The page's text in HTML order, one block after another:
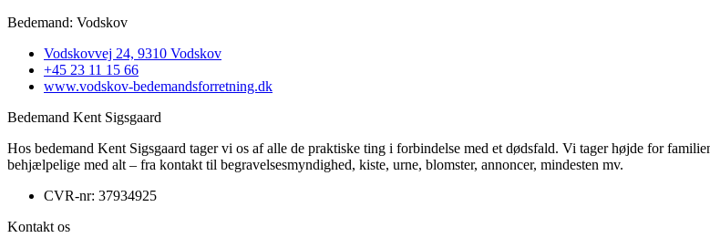
Bedemand: Vodskov
Vodskovvej 24, 9310 Vodskov
+45 23 11 15 66
www.vodskov-bedemandsforretning.dk
Bedemand Kent Sigsgaard
Hos bedemand Kent Sigsgaard tager vi os af alle de praktiske ting i forbindelse med et dødsfald. Vi tager højde for
behjælpelige med alt – fra kontakt til begravelsesmyndighed, kiste, urne, blomster, annoncer, mindesten mv.
CVR-nr: 37934925
Kontakt os